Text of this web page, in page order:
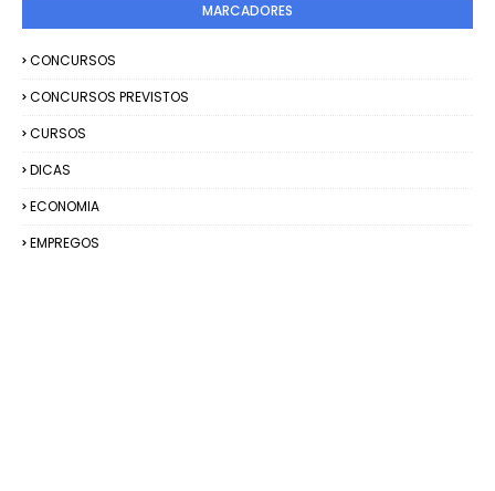
MARCADORES
CONCURSOS
CONCURSOS PREVISTOS
CURSOS
DICAS
ECONOMIA
EMPREGOS